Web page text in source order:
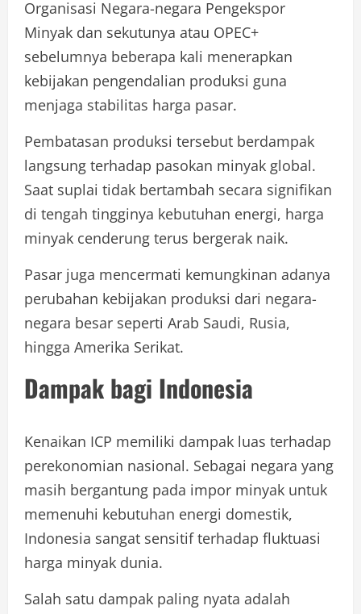
Organisasi Negara-negara Pengekspor
Minyak dan sekutunya atau OPEC+
sebelumnya beberapa kali menerapkan
kebijakan pengendalian produksi guna
menjaga stabilitas harga pasar.
Pembatasan produksi tersebut berdampak
langsung terhadap pasokan minyak global.
Saat suplai tidak bertambah secara signifikan
di tengah tingginya kebutuhan energi, harga
minyak cenderung terus bergerak naik.
Pasar juga mencermati kemungkinan adanya
perubahan kebijakan produksi dari negara-
negara besar seperti Arab Saudi, Rusia,
hingga Amerika Serikat.
Dampak bagi Indonesia
Kenaikan ICP memiliki dampak luas terhadap
perekonomian nasional. Sebagai negara yang
masih bergantung pada impor minyak untuk
memenuhi kebutuhan energi domestik,
Indonesia sangat sensitif terhadap fluktuasi
harga minyak dunia.
Salah satu dampak paling nyata adalah